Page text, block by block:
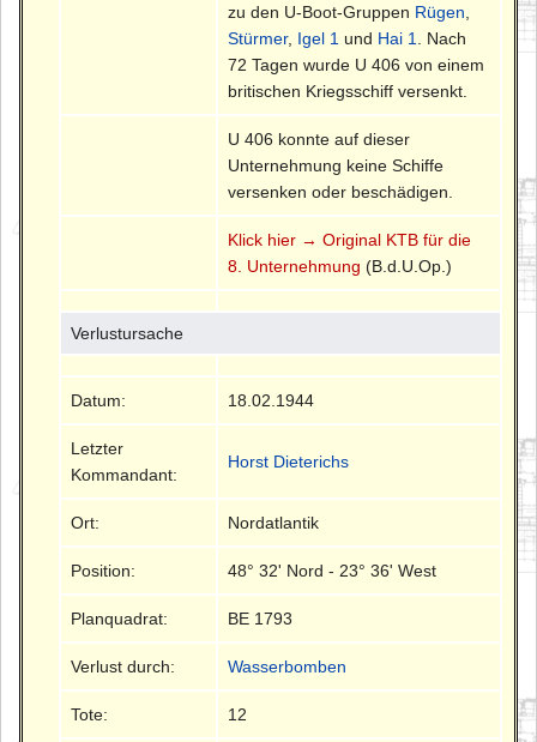
zu den U-Boot-Gruppen Rügen
Stürmer, Igel 1 und Hai 1
. Nach
72 Tagen wurde U 406 von einem
britischen Kriegsschiff versenkt.
U 406 konnte auf dieser
Unternehmung keine Schiffe
versenken oder beschädigen.
Klick hier → Original KTB für die
8. Unternehmung (B.d.U.Op.)
Verlustursache
Datum: 18.02.1944
Letzter
Kommandant:
Horst Dieterichs
Ort: Nordatlantik
Position: 48° 32' Nord - 23° 36' West
Planquadrat: BE 1793
Verlust durch: Wasserbomben
Tote: 12